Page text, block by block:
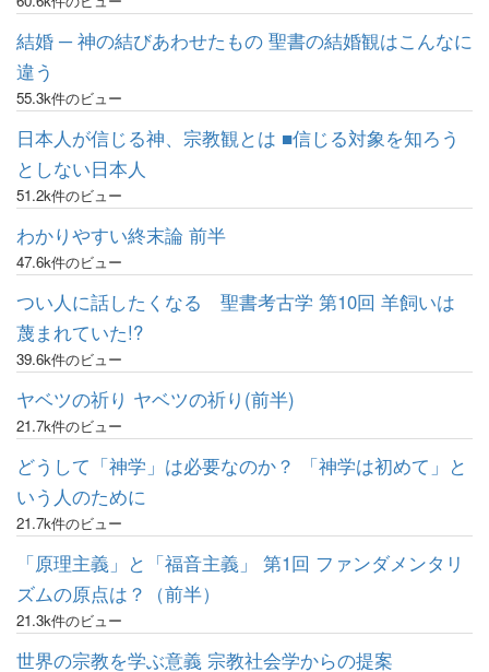
結婚 ─ 神の結びあわせたもの 聖書の結婚観はこんなに
違う
55.3k件のビュー
日本人が信じる神、宗教観とは ■信じる対象を知ろう
としない日本人
51.2k件のビュー
わかりやすい終末論 前半
47.6k件のビュー
つい人に話したくなる 聖書考古学 第10回 羊飼いは
蔑まれていた!?
39.6k件のビュー
ヤベツの祈り ヤベツの祈り(前半)
21.7k件のビュー
どうして「神学」は必要なのか？ 「神学は初めて」と
いう人のために
21.7k件のビュー
「原理主義」と「福音主義」 第1回 ファンダメンタリ
ズムの原点は？（前半）
21.3k件のビュー
世界の宗教を学ぶ意義 宗教社会学からの提案